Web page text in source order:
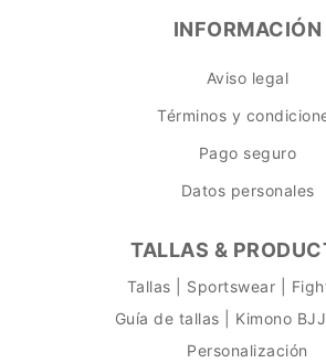
INFORMACIÓN
Aviso legal
Términos y
Pago seguro
Datos personales
TALLAS &
Tallas | Sportswear |
Guía de tallas | Kimono
Personalización